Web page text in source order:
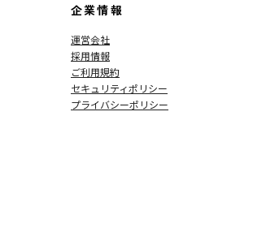
企業情報
運営会社
採用情報
ご利用規約
セキュリティポリシー
プライバシーポリシー